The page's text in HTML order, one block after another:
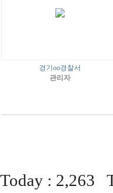
경기oo경찰서
관리자
Today : 2,263